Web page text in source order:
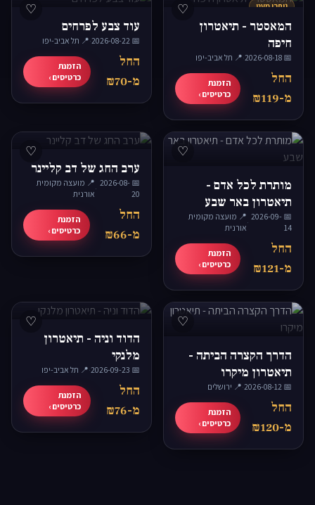
♡ נותרו מעט
המאסטר - תיאטרון
חיפה
📅 2026-08-18
·📍 תל אביב-יפו
החל
מ-₪119
הזמנת
כרטיסים ›
♡
עוד צבע לפרחים
📅 2026-08-22
·📍 תל אביב-יפו
החל
מ-₪70
הזמנת
כרטיסים ›
♡
מותרת לכל אדם -
תיאטרון באר שבע
📅 2026-09-
14
·
📍 מועצה מקומית
אורנית
החל
מ-₪121
הזמנת
כרטיסים ›
♡
ערב החג של דב קליינר
📅 2026-08-
20
·
📍 מועצה מקומית
אורנית
החל
מ-₪66
הזמנת
כרטיסים ›
♡
הדרך הקצרה הביתה -
תיאטרון מיקרו
📅 2026-08-12
·📍 ירושלים
החל
מ-₪120
הזמנת
כרטיסים ›
♡
הדוד וניה - תיאטרון
מלנקי
📅 2026-09-23
·📍 תל אביב-יפו
החל
מ-₪76
הזמנת
כרטיסים ›